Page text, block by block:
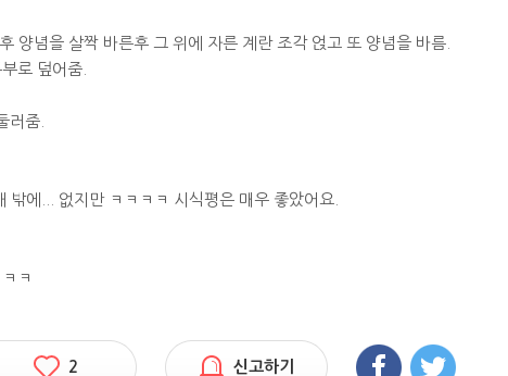
양념을 살짝 바른후 그 위에 자른 계란 조각 얹고 또 양념을 바름.
로 덮어줌.
러줌.
에... 없지만 ㅋㅋㅋㅋ 시식평은 매우 좋았어요.
ㅋ
2 신고하기